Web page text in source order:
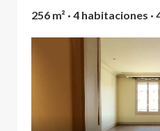
256 m² · 4 habitaciones